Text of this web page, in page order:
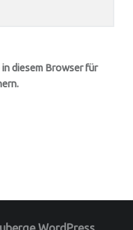
diesem Browser für